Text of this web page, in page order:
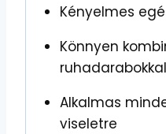
Kényelmes
Könnyen
ruhadarabokkal
Alkalmas
viseletre